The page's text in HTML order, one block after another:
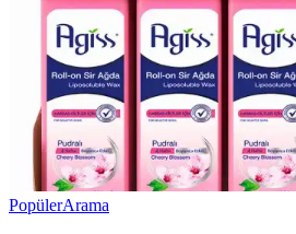
PopülerArama